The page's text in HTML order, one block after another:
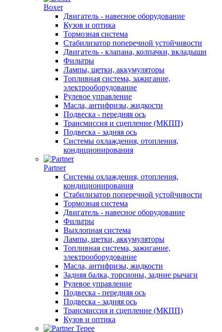
Boxer
Двигатель - навесное оборудование
Кузов и оптика
Тормозная система
Стабилизатор поперечной устойчивости
Двигатель - клапана, колпачки, вкладыши
Фильтры
Лампы, щетки, аккумуляторы
Топливная система, зажигание,
электрооборудование
Рулевое управление
Масла, антифризы, жидкости
Подвеска - передняя ось
Трансмиссия и сцепление (МКПП)
Подвеска - задняя ось
Системы охлаждения, отопления,
кондиционирования
Partner
Системы охлаждения, отопления,
кондиционирования
Стабилизатор поперечной устойчивости
Тормозная система
Двигатель - навесное оборудование
Фильтры
Выхлопная система
Лампы, щетки, аккумуляторы
Топливная система, зажигание,
электрооборудование
Масла, антифризы, жидкости
Задняя балка, торсионы, задние рычаги
Рулевое управление
Подвеска - передняя ось
Подвеска - задняя ось
Трансмиссия и сцепление (МКПП)
Кузов и оптика